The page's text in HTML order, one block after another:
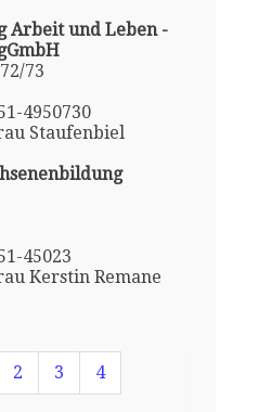
Arbeit und Leben -
73
4950730
Staufenbiel
45023
Kerstin Remane
2 3 4